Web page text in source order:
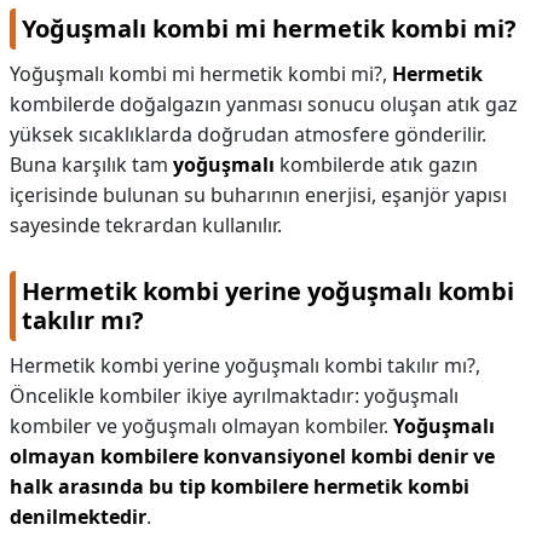
Yoğuşmalı kombi mi hermetik kombi mi?
Yoğuşmalı kombi mi hermetik kombi mi?, Hermetik
kombilerde doğalgazın yanması sonucu oluşan atık gaz
yüksek sıcaklıklarda doğrudan atmosfere gönderilir.
Buna karşılık tam yoğuşmalı kombilerde atık gazın
içerisinde bulunan su buharının enerjisi, eşanjör yapısı
sayesinde tekrardan kullanılır.
Hermetik kombi yerine yoğuşmalı kombi
takılır mı?
Hermetik kombi yerine yoğuşmalı kombi takılır mı?,
Öncelikle kombiler ikiye ayrılmaktadır: yoğuşmalı
kombiler ve yoğuşmalı olmayan kombiler. Yoğuşmalı
olmayan kombilere konvansiyonel kombi denir ve
halk arasında bu tip kombilere hermetik kombi
denilmektedir.